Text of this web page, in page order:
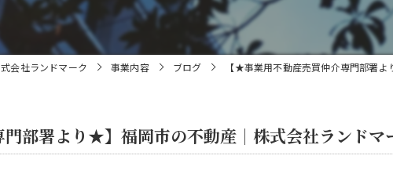
会社ランドマーク 事業内容 ブログ 【★事業用不動産売買仲介専門部署
門部署より★】福岡市の不動産｜株式会社ランド